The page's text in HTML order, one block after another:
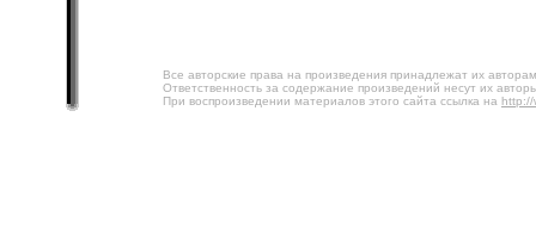
Все авторские права на произведения принадлежат их
Ответственность за содержание произведений несут их
При воспроизведении материалов этого сайта ссылка на http://